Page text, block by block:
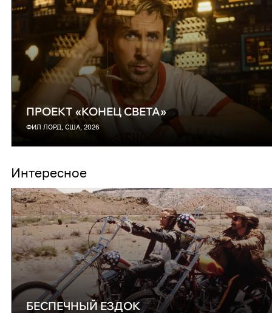
ПРОЕКТ «КОНЕЦ СВЕТА»
ФИЛ ЛОРД, США, 2026
Интересное
БЕСПЕЧНЫЙ ЕЗДОК